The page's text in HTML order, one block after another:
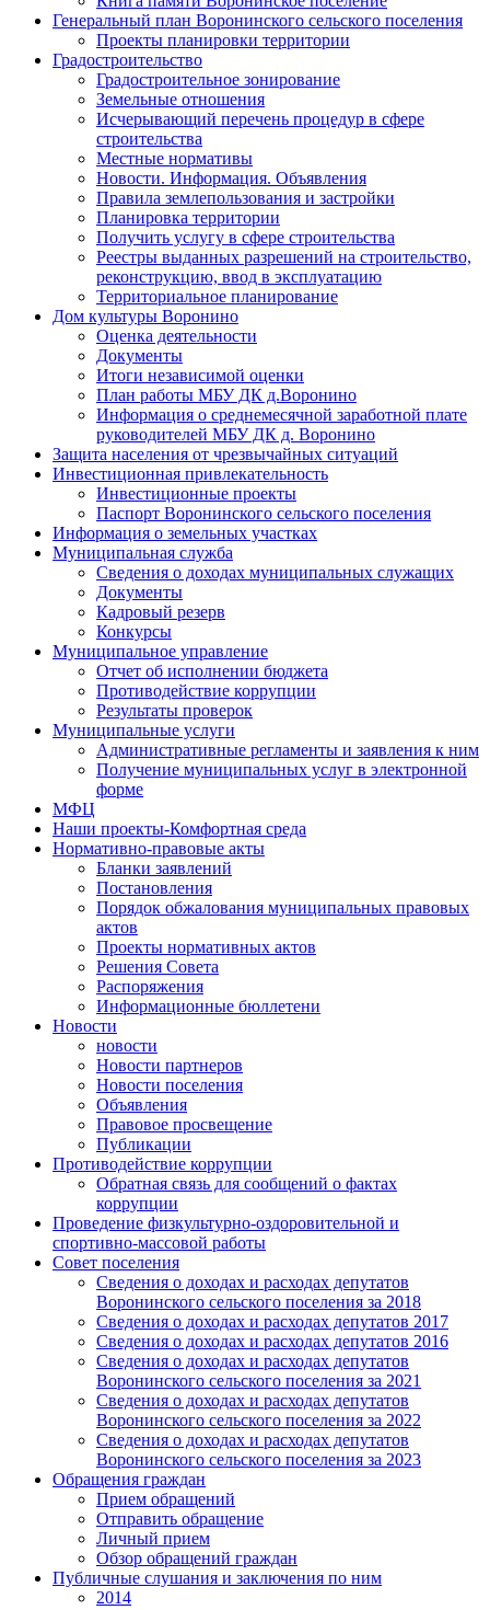
Генеральный план Воронинского сельского поселения
Проекты планировки территории
Градостроительство
Градостроительное зонирование
Земельные отношения
Исчерывающий перечень процедур в сфере
строительства
Местные нормативы
Новости. Информация. Объявления
Правила землепользования и застройки
Планировка территории
Получить услугу в сфере строительства
Реестры выданных разрешений на строительство,
реконструкцию, ввод в эксплуатацию
Территориальное планирование
Дом культуры Воронино
Оценка деятельности
Документы
Итоги независимой оценки
План работы МБУ ДК д.Воронино
Информация о среднемесячной заработной плате
руководителей МБУ ДК д. Воронино
Защита населения от чрезвычайных ситуаций
Инвестиционная привлекательность
Инвестиционные проекты
Паспорт Воронинского сельского поселения
Информация о земельных участках
Муниципальная служба
Сведения о доходах муниципальных служащих
Документы
Кадровый резерв
Конкурсы
Муниципальное управление
Отчет об исполнении бюджета
Противодействие коррупции
Результаты проверок
Муниципальные услуги
Административные регламенты и заявления к ним
Получение муниципальных услуг в электронной
форме
МФЦ
Наши проекты-Комфортная среда
Нормативно-правовые акты
Бланки заявлений
Постановления
Порядок обжалования муниципальных правовых
актов
Проекты нормативных актов
Решения Совета
Распоряжения
Информационные бюллетени
Новости
новости
Новости партнеров
Новости поселения
Объявления
Правовое просвещение
Публикации
Противодействие коррупции
Обратная связь для сообщений о фактах
коррупции
Проведение физкультурно-оздоровительной и
спортивно-массовой работы
Совет поселения
Сведения о доходах и расходах депутатов
Воронинского сельского поселения за 2018
Сведения о доходах и расходах депутатов 2017
Сведения о доходах и расходах депутатов 2016
Сведения о доходах и расходах депутатов
Воронинского сельского поселения за 2021
Сведения о доходах и расходах депутатов
Воронинского сельского поселения за 2022
Сведения о доходах и расходах депутатов
Воронинского сельского поселения за 2023
Обращения граждан
Прием обращений
Отправить обращение
Личный прием
Обзор обращений граждан
Публичные слушания и заключения по ним
2014